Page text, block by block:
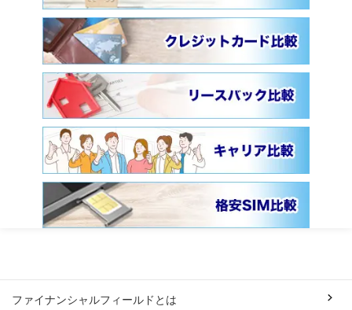
ファイナンシャルフィールドとは